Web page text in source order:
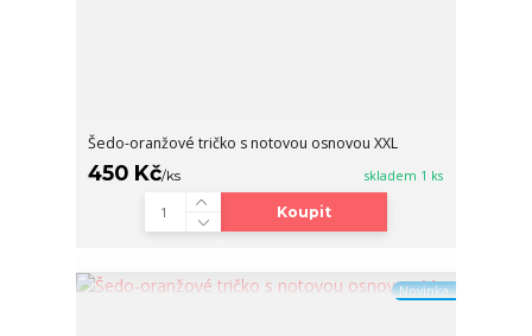
Šedo-oranžové tričko s notovou osnovou XXL
450 Kč/ks skladem 1 ks
Koupit
Novinka